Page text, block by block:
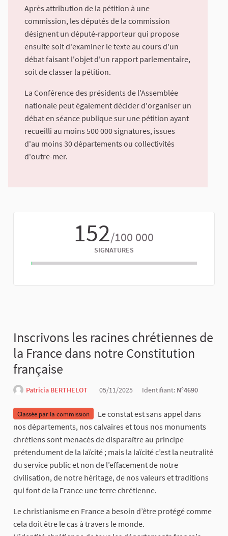
Après attribution de la pétition à une
commission, les députés de la commission
désignent un député-rapporteur qui propose
ensuite soit d'examiner le texte au cours d'un
débat faisant l'objet d'un rapport parlementaire,
soit de classer la pétition.
La Conférence des présidents de l'Assemblée
nationale peut également décider d'organiser un
débat en séance publique sur une pétition ayant
recueilli au moins 500 000 signatures, issues
d'au moins 30 départements ou collectivités
d'outre-mer.
152/100 000
SIGNATURES
Inscrivons les racines chrétiennes de
la France dans notre Constitution
française
Patricia BERTHELOT 05/11/2025 Identifiant: N°4690
Classée par la commission
Le constat est sans appel dans
nos départements, nos calvaires et tous nos monuments
chrétiens sont menacés de disparaître au principe
prétendument de la laïcité ; mais la laïcité c’est la neutralité
du service public et non de l’effacement de notre
civilisation, de notre héritage, de nos valeurs et traditions
qui font de la France une terre chrétienne.
Le christianisme en France a besoin d’être protégé comme
cela doit être le cas à travers le monde.